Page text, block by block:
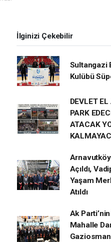
İlginizi Çekebilir
Sultangazi
Kulübü
DEVLET
PARK
ATACAK
Açıldı,
Yaşam
Atıldı
Ak
Mahalle